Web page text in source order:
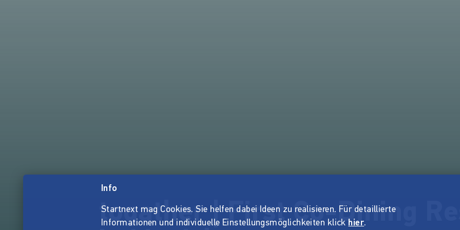
togather | First Co-Dining
Info
Startnext mag Cookies. Sie helfen dabei Ideen zu realisieren. Für detaillierte
Informationen und individuelle Einstellungsmöglichkeiten klick hier.